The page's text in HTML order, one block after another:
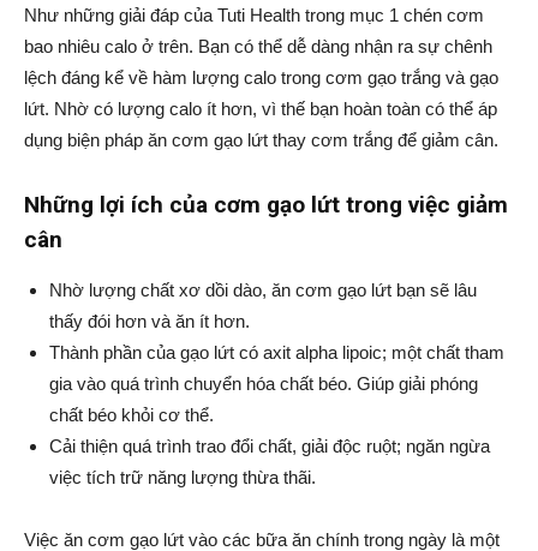
Như những giải đáp của Tuti Health trong mục 1 chén cơm
bao nhiêu calo ở trên. Bạn có thể dễ dàng nhận ra sự chênh
lệch đáng kể về hàm lượng calo trong cơm gạo trắng và gạo
lứt. Nhờ có lượng calo ít hơn, vì thế bạn hoàn toàn có thể áp
dụng biện pháp ăn cơm gạo lứt thay cơm trắng để giảm cân.
Những lợi ích của cơm gạo lứt trong việc giảm
cân
Nhờ lượng chất xơ dồi dào, ăn cơm gạo lứt bạn sẽ lâu
thấy đói hơn và ăn ít hơn.
Thành phần của gạo lứt có axit alpha lipoic; một chất tham
gia vào quá trình chuyển hóa chất béo. Giúp giải phóng
chất béo khỏi cơ thể.
Cải thiện quá trình trao đổi chất, giải độc ruột; ngăn ngừa
việc tích trữ năng lượng thừa thãi.
Việc ăn cơm gạo lứt vào các bữa ăn chính trong ngày là một